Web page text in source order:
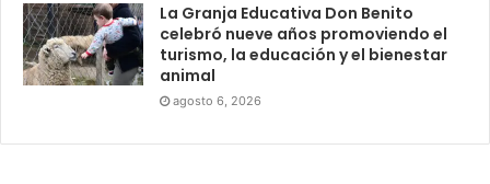
La Granja Educativa Don Benito
celebró nueve años promoviendo el
turismo, la educación y el bienestar
animal
agosto 6, 2026